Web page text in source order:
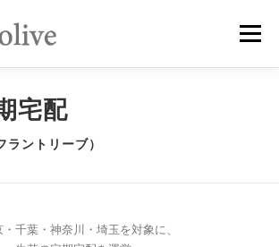
メニュ
宅配
ントリーブ）
千葉・神奈川・埼玉を対象に、